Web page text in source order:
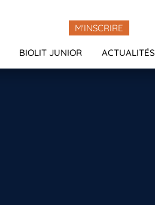
M'INSCRIRE
BIOLIT JUNIOR ACTUALITÉS